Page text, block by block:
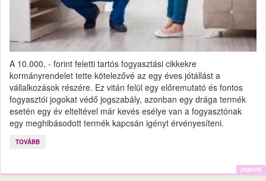
A 10.000, - forint feletti tartós fogyasztási cikkekre
kormányrendelet tette kötelezővé az egy éves jótállást a
vállalkozások részére. Ez vitán felül egy előremutató és fontos
fogyasztói jogokat védő jogszabály, azonban egy drága termék
esetén egy év elteltével már kevés esélye van a fogyasztónak
egy meghibásodott termék kapcsán igényt érvényesíteni.
TOVÁBB
jogaink